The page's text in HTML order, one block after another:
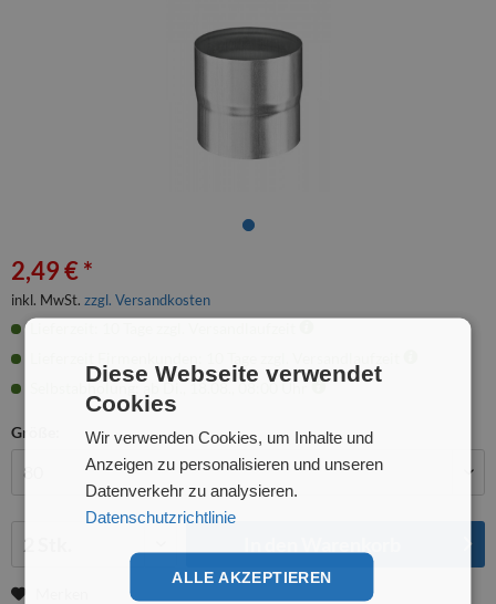
2,49 € *
inkl. MwSt. zzgl. Versandkosten
Lieferzeit: 10 Tage zzgl. Versandlaufzeit
Selbstabholung: ab Di., 18.08., 08:00 Uhr
Größe:
Diese Webseite verwendet
Cookies
Wir verwenden Cookies, um Inhalte und
Anzeigen zu personalisieren und unseren
Datenverkehr zu analysieren.
Datenschutzrichtlinie
ALLE AKZEPTIEREN